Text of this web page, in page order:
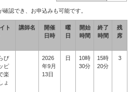
認でき、お申込みも可能です。
ト
講師名
開催
日時
曜
日
開始
時間
終了
時間
残
席
び
ピ
楽
ょ
2026
年9月
13日
日
10時
30分
15時
20分
3